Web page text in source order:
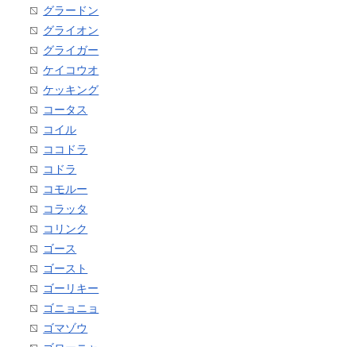
グラードン
グライオン
グライガー
ケイコウオ
ケッキング
コータス
コイル
ココドラ
コドラ
コモルー
コラッタ
コリンク
ゴース
ゴースト
ゴーリキー
ゴニョニョ
ゴマゾウ